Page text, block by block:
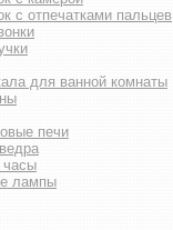
с отпечатками пальцев
для ванной комнаты
печи
часы
лампы